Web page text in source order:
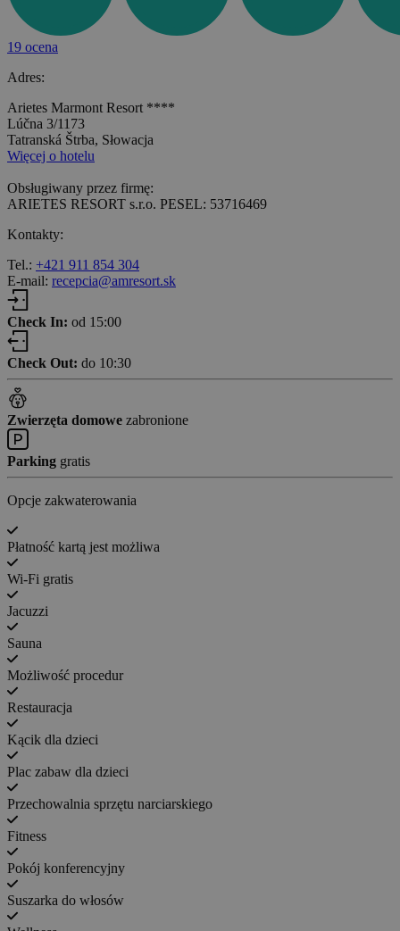
19 ocena
Adres:
Arietes Marmont Resort ****
Lúčna 3/1173
Tatranská Štrba, Słowacja
Więcej o hotelu
Obsługiwany przez firmę:
ARIETES RESORT s.r.o. PESEL: 53716469
Kontakty:
Tel.: +421 911 854 304
E-mail: recepcia@amresort.sk
Check In: od 15:00
Check Out: do 10:30
Zwierzęta domowe zabronione
Parking gratis
Opcje zakwaterowania
Płatność kartą jest możliwa
Wi-Fi gratis
Jacuzzi
Sauna
Możliwość procedur
Restauracja
Kącik dla dzieci
Plac zabaw dla dzieci
Przechowalnia sprzętu narciarskiego
Fitness
Pokój konferencyjny
Suszarka do włosów